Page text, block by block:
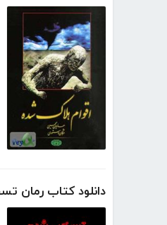
دانلود کتاب رمان